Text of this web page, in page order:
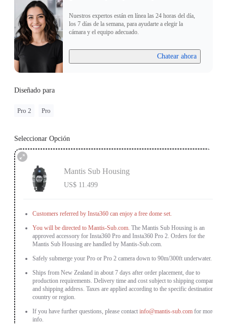
region.
If you have further questions, please contact info@mantis-
sub.com for more info.
Nuestros expertos están en línea las 24 horas del día,
los 7 días de la semana, para ayudarte a elegir la
cámara y el equipo adecuado.
Chatear ahora
Diseñado para
Pro 2 Pro
Seleccionar Opción
Mantis Sub Housing
US$ 11.499
Customers referred by Insta360 can enjoy a free dome set.
You will be directed to Mantis-Sub.com. The Mantis Sub Housing is an
approved accessory for Insta360 Pro and Insta360 Pro 2. Orders for the
Mantis Sub Housing are handled by Mantis-Sub.com.
Safely submerge your Pro or Pro 2 camera down to 90m/300ft underwater.
Ships from New Zealand in about 7 days after order placement, due to
production requirements. Delivery time and cost subject to shipping company
and shipping address. Taxes are applied according to the specific destination
country or region.
If you have further questions, please contact info@mantis-sub.com for more
info.